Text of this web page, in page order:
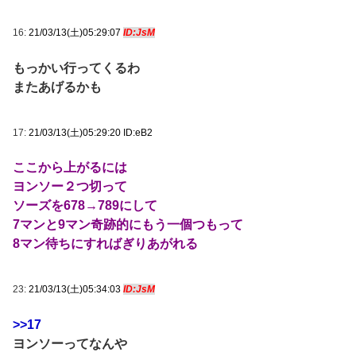
16: 21/03/13(土)05:29:07 ID:JsM
もっかい行ってくるわ
またあげるかも
17: 21/03/13(土)05:29:20 ID:eB2
ここから上がるには
ヨンソー２つ切って
ソーズを678→789にして
7マンと9マン奇跡的にもう一個つもって
8マン待ちにすればぎりあがれる
23: 21/03/13(土)05:34:03 ID:JsM
>>17
ヨンソーってなんや